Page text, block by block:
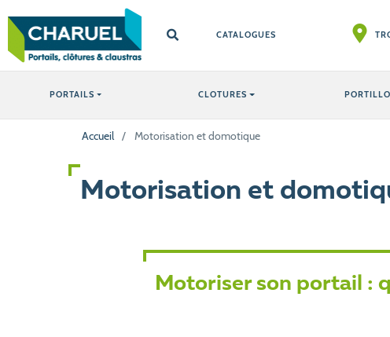
CATALOGUES
PORTAILS CLOTURES
Accueil / Motorisation et domotique
Motorisation et
Motoriser son portail :